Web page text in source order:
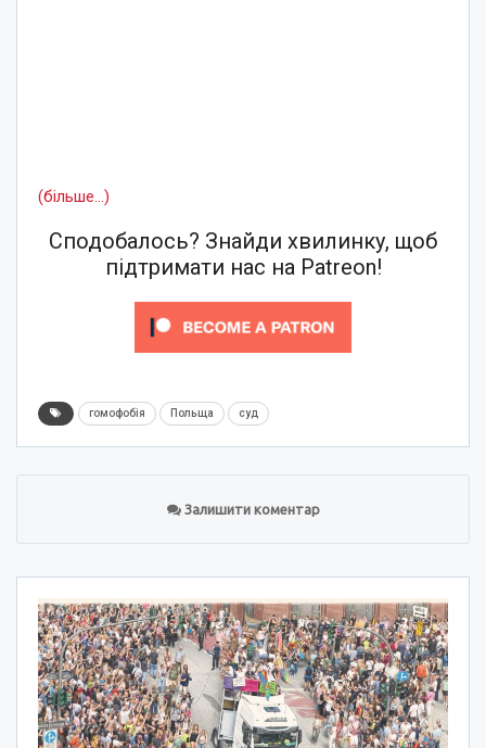
(більше…)
Сподобалось? Знайди хвилинку, щоб
підтримати нас на Patreon!
гомофобія Польща суд
Залишити коментар